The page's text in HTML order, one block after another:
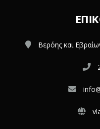
Βερόης και